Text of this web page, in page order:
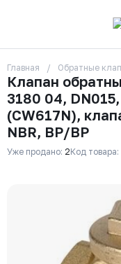
О компании
Контакты
Бренды
Отзывы
Сотрудники
Вакансии
Доставка
Главная Обратные
Клапан
3180 04,
(CW617N),
NBR, ВР/ВР
Уже продано: 2Код товара: